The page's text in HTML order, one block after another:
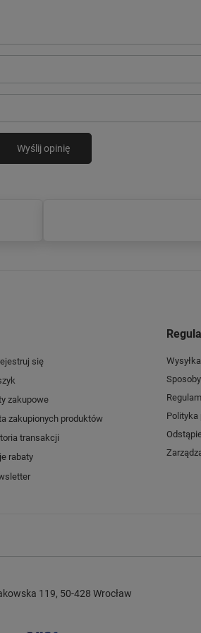
Wyślij opinię
się
zakupowe
zakupionych produktów
transakcji
rabaty
Wysyłka
Polityka
119, 50-428 Wrocław